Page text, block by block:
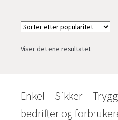
Viser det ene resultatet
Enkel – Sikker –
bedrifter og